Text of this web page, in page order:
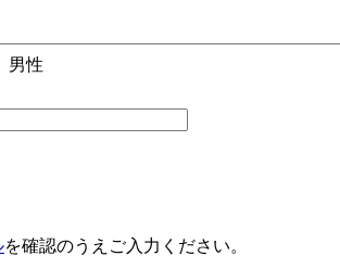
男性
を確認のうえご入力ください。